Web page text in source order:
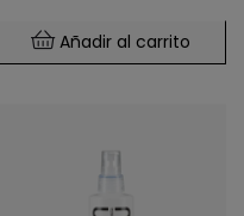
Añadir al carrito